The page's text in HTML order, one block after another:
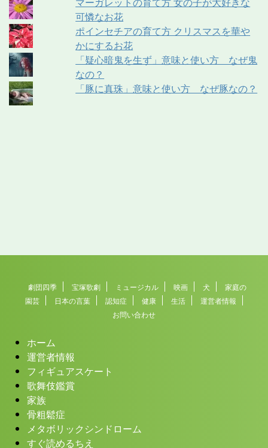
可憐なお花
ポインセチアの育て方 クリスマスを華や
かにするお花
「疑心暗鬼を生ず」意味と使い方 なぜ鬼
なの？
「豚に真珠」意味と使い方 なぜ豚なの？
劇団四季 宝塚歌劇 ミュージカル 映画 犬
家庭の
園芸
日本の言葉 認知症 健康 生活
運営者情報
お問い合わせ
ホーム
運営者情報
フィギュアスケート
歌舞伎鑑賞
家族
骨粗鬆症
メタボリックシンドローム
すぐ読めるちえ